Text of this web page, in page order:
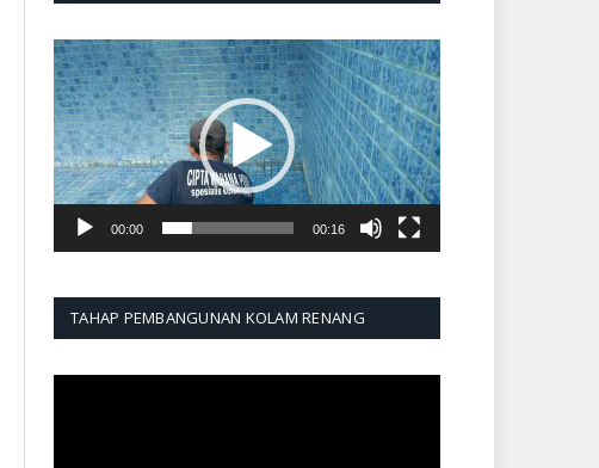
Pemutar
Video
00:00 00:16
TAHAP PEMBANGUNAN KOLAM RENANG